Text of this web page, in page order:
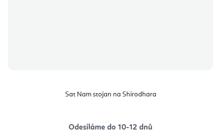
Sat Nam stojan na Shirodhara
Odesíláme do 10-12 dnů